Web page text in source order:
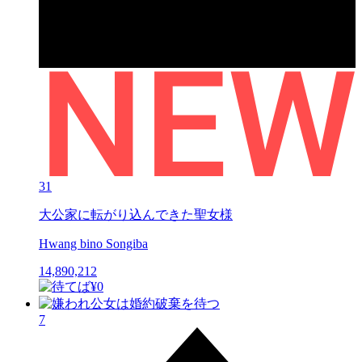
31
大公家に転がり込んできた聖女様
Hwang bino Songiba
14,890,212
7